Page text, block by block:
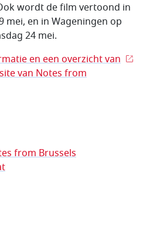
wordt de film vertoond in
mei, en in Wageningen op
24 mei.
en een overzicht van
van Notes from
from Brussels